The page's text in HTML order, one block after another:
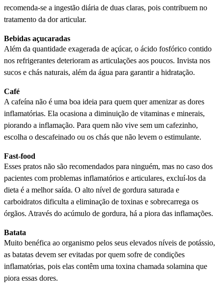
recomenda-se a ingestão diária de duas claras, pois contribuem no
tratamento da dor articular.
Bebidas açucaradas
Além da quantidade exagerada de açúcar, o ácido fosfórico contido
nos refrigerantes deterioram as articulações aos poucos. Invista nos
sucos e chás naturais, além da água para garantir a hidratação.
Café
A cafeína não é uma boa ideia para quem quer amenizar as dores
inflamatórias. Ela ocasiona a diminuição de vitaminas e minerais,
piorando a inflamação. Para quem não vive sem um cafezinho,
escolha o descafeinado ou os chás que não levem o estimulante.
Fast-food
Esses pratos não são recomendados para ninguém, mas no caso dos
pacientes com problemas inflamatórios e articulares, excluí-los da
dieta é a melhor saída. O alto nível de gordura saturada e
carboidratos dificulta a eliminação de toxinas e sobrecarrega os
órgãos. Através do acúmulo de gordura, há a piora das inflamações.
Batata
Muito benéfica ao organismo pelos seus elevados níveis de potássio,
as batatas devem ser evitadas por quem sofre de condições
inflamatórias, pois elas contêm uma toxina chamada solamina que
piora essas dores.